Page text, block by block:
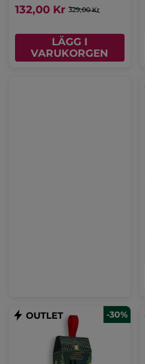
132,00 Kr 329,00 Kr
LÄGG I
VARUKORGEN
-30%